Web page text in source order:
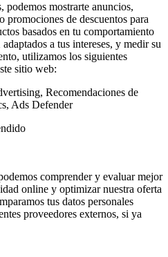
podemos mostrarte anuncios,
promociones de descuentos para
basados en tu comportamiento
a tus intereses, y medir su
utilizamos los siguientes
sitio web:
Recomendaciones de
Ads Defender
comprender y evaluar mejor
online y optimizar nuestra oferta
tus datos personales
proveedores externos, si ya